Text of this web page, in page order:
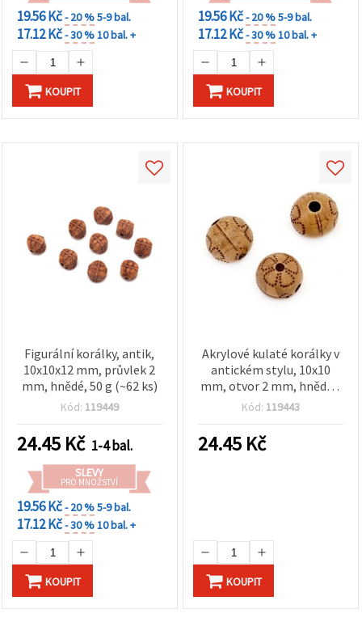
19.56 Kč- 20 %5-9 bal.
17.12 Kč- 30 %10 bal. +
KOUPIT
19.56 Kč- 20 %5-9 bal.
17.12 Kč- 30 %10 bal. +
KOUPIT
Figurální korálky, antik,
10x10x12 mm, průvlek 2
mm, hnědé, 50 g (~62 ks)
Kód: 119449
24.45 Kč 1-4 bal.
SLEVY
PRO MNOŽSTVÍ
19.56 Kč- 20 %5-9 bal.
17.12 Kč- 30 %10 bal. +
KOUPIT
Akrylové kulaté korálky v
antickém stylu, 10x10
mm, otvor 2 mm, hnědé -
50 g (~75 ks)
Kód: 119443
24.45 Kč
KOUPIT